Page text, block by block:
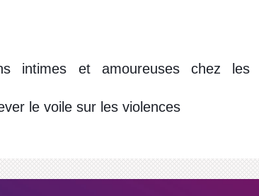
intimes et amoureuses chez les
le voile sur les violences